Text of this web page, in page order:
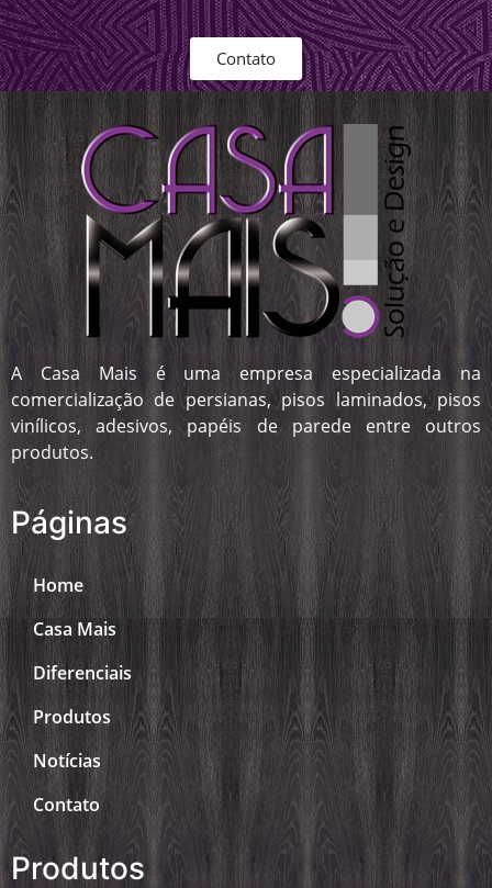
Contato
A Casa Mais é uma empresa especializada na
comercialização de persianas, pisos laminados, pisos
vinílicos, adesivos, papéis de parede entre outros
produtos.
Páginas
Home
Casa Mais
Diferenciais
Produtos
Notícias
Contato
Produtos